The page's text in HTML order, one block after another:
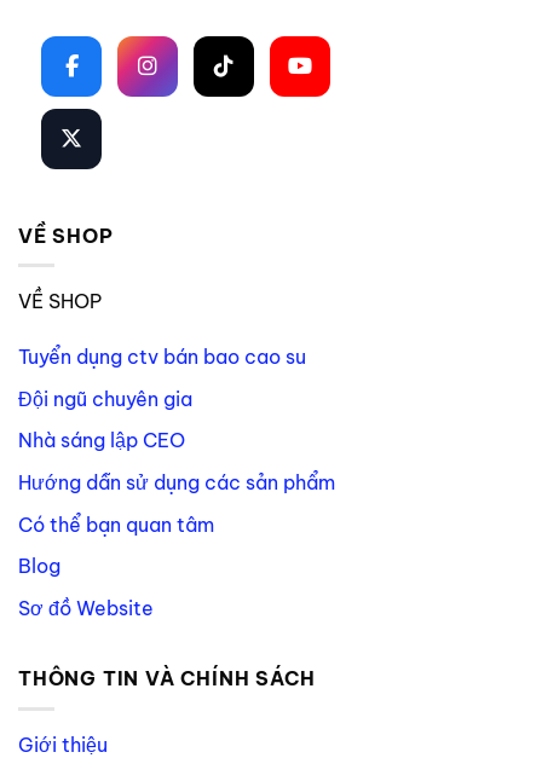
VỀ SHOP
VỀ SHOP
Tuyển dụng ctv bán bao cao su
Đội ngũ chuyên gia
Nhà sáng lập CEO
Hướng dẫn sử dụng các sản phẩm
Có thể bạn quan tâm
Blog
Sơ đồ Website
THÔNG TIN VÀ CHÍNH SÁCH
Giới thiệu